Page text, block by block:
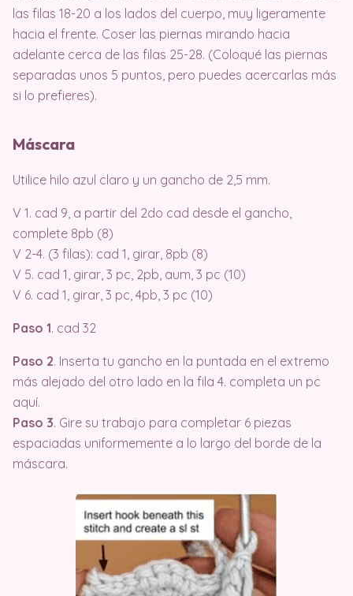
las filas 18-20 a los lados del cuerpo, muy ligeramente
hacia el frente. Coser las piernas mirando hacia
adelante cerca de las filas 25-28. (Coloqué las piernas
separadas unos 5 puntos, pero puedes acercarlas más
si lo prefieres).
Máscara
Utilice hilo azul claro y un gancho de 2,5 mm.
V 1. cad 9, a partir del 2do cad desde el gancho,
complete 8pb (8)
V 2-4. (3 filas): cad 1, girar, 8pb (8)
V 5. cad 1, girar, 3 pc, 2pb, aum, 3 pc (10)
V 6. cad 1, girar, 3 pc, 4pb, 3 pc (10)
Paso 1. cad 32
Paso 2. Inserta tu gancho en la puntada en el extremo
más alejado del otro lado en la fila 4. completa un pc
aquí.
Paso 3. Gire su trabajo para completar 6 piezas
espaciadas uniformemente a lo largo del borde de la
máscara.